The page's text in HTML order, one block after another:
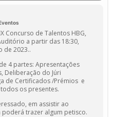
Concurso de Talentos HBG,
a partir das 18:30,
de 2023..
4 partes: Apresentações
Deliberação do Júri
de Certificados /Prémios e
os presentes.
em assistir ao
poderá trazer algum petisco.